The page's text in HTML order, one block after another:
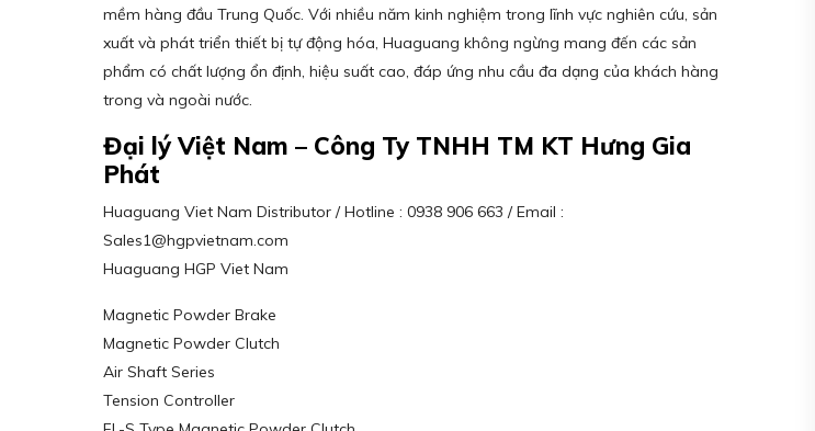
mềm hàng đầu Trung Quốc. Với nhiều năm kinh nghiệm trong lĩnh vực nghiên cứu, sản
xuất và phát triển thiết bị tự động hóa, Huaguang không ngừng mang đến các sản
phẩm có chất lượng ổn định, hiệu suất cao, đáp ứng nhu cầu đa dạng của khách hàng
trong và ngoài nước.
Đại lý Việt Nam – Công Ty TNHH TM KT Hưng Gia
Phát
Huaguang Viet Nam Distributor / Hotline : 0938 906 663 / Email :
Sales1@hgpvietnam.com
Huaguang HGP Viet Nam
Magnetic Powder Brake
Magnetic Powder Clutch
Air Shaft Series
Tension Controller